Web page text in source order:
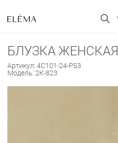
БЛУЗКА ЖЕНСКАЯ
Артикул: 4С101-24-Р53
Модель: 2К-823